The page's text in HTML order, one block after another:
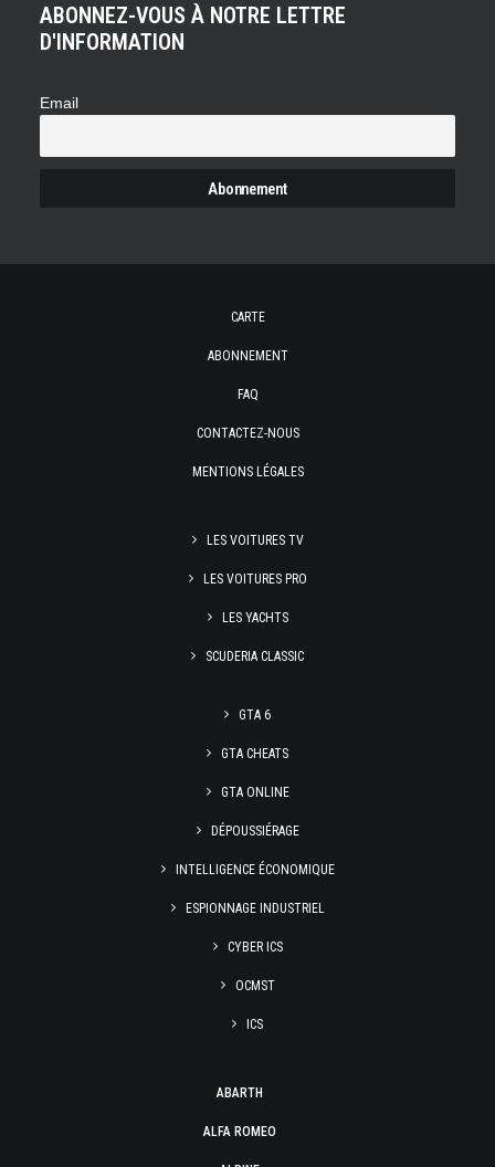
ABONNEZ-VOUS À NOTRE LETTRE
D'INFORMATION
Email
CARTE
ABONNEMENT
FAQ
CONTACTEZ-NOUS
MENTIONS LÉGALES
LES VOITURES TV
LES VOITURES PRO
LES YACHTS
SCUDERIA CLASSIC
GTA 6
GTA CHEATS
GTA ONLINE
DÉPOUSSIÉRAGE
INTELLIGENCE ÉCONOMIQUE
ESPIONNAGE INDUSTRIEL
CYBER ICS
OCMST
ICS
ABARTH
ALFA ROMEO